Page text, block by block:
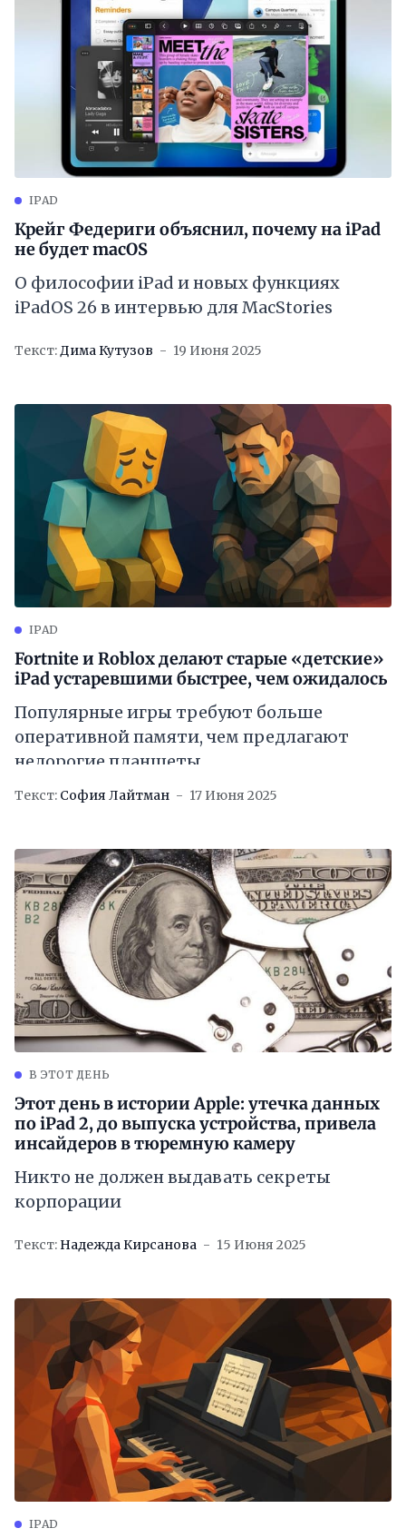
IPAD
Крейг Федериги объяснил, почему на iPad
не будет macOS
О философии iPad и новых функциях
iPadOS 26 в интервью для MacStories
Текст:Дима Кутузов 19 Июня 2025
IPAD
Fortnite и Roblox делают старые «детские»
iPad устаревшими быстрее, чем ожидалось
Популярные игры требуют больше
оперативной памяти, чем предлагают
недорогие планшеты
Текст: София Лайтман 17 Июня 2025
В ЭТОТ ДЕНЬ
Этот день в истории Apple: утечка данных
по iPad 2, до выпуска устройства, привела
инсайдеров в тюремную камеру
Никто не должен выдавать секреты
корпорации
Текст: Надежда Кирсанова 15 Июня 2025
IPAD